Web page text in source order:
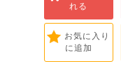
れる
お気に入り
に追加